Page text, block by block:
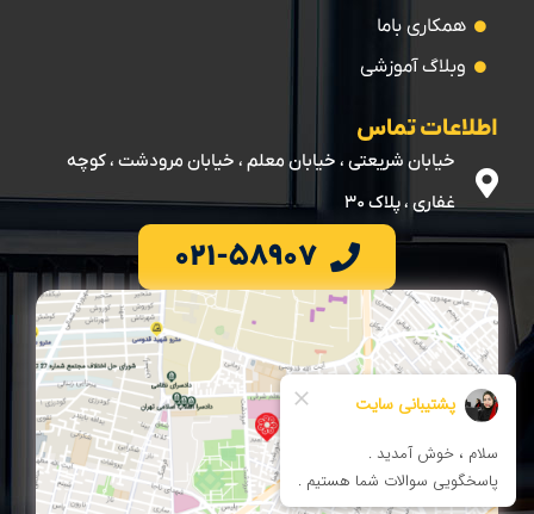
همکاری باما
وبلاگ آموزشی
اطلاعات تماس
خیابان شریعتی ، خیابان معلم ، خیابان مرودشت ، کوچه
غفاری ، پلاک ۳۰
۰۲۱-۵۸۹۰۷